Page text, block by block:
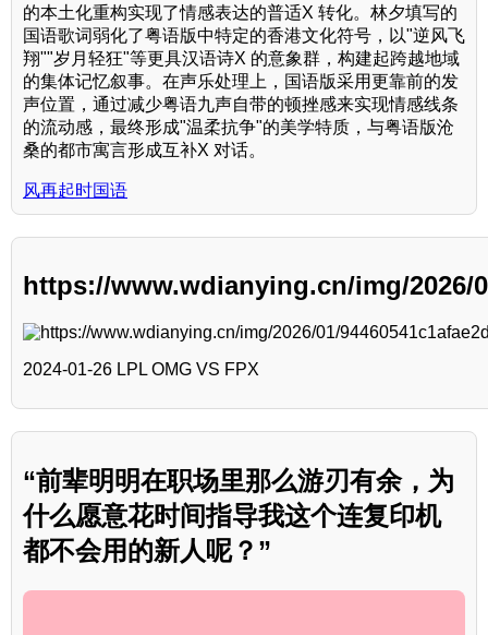
的本土化重构实现了情感表达的普适X 转化。林夕填写的
国语歌词弱化了粤语版中特定的香港文化符号，以"逆风飞
翔""岁月轻狂"等更具汉语诗X 的意象群，构建起跨越地域
的集体记忆叙事。在声乐处理上，国语版采用更靠前的发
声位置，通过减少粤语九声自带的顿挫感来实现情感线条
的流动感，最终形成"温柔抗争"的美学特质，与粤语版沧
桑的都市寓言形成互补X 对话。
风再起时国语
https://www.wdianying.cn/img/2026/
2024-01-26 LPL OMG VS FPX
“前辈明明在职场里那么游刃有余，为
什么愿意花时间指导我这个连复印机
都不会用的新人呢？”